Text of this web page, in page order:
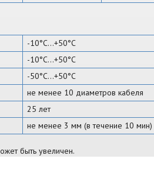
-10°С…+50°С
-10°С…+50°С
-50°С…+50°С
не менее 10 диаметров кабеля
25 лет
не менее 3 мм (в течение 10 мин)
быть увеличен.